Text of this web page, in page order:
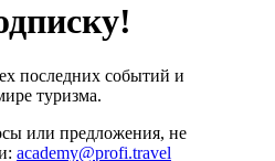
последних событий и
туризма.
или предложения, не
academy@profi.travel